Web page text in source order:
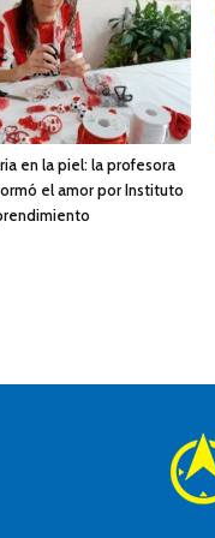
en la piel: la profesora
el amor por Instituto